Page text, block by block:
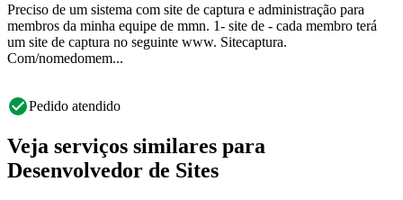
Preciso de um sistema com site de captura e administração para
membros da minha equipe de mmn. 1- site de - cada membro terá
um site de captura no seguinte www. Sitecaptura.
Com/nomedomem...
Pedido atendido
Veja serviços similares para
Desenvolvedor de Sites